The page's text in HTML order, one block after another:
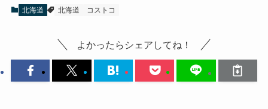
北海道 北海道 コストコ
よかったらシェアしてね！